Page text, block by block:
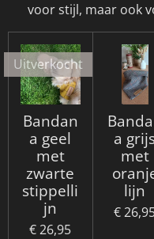
voor stijl, maar ook
Uitverkocht
Bandan
a geel
met
zwarte
stippelli
jn
€ 26,95
a
met
lijn
€